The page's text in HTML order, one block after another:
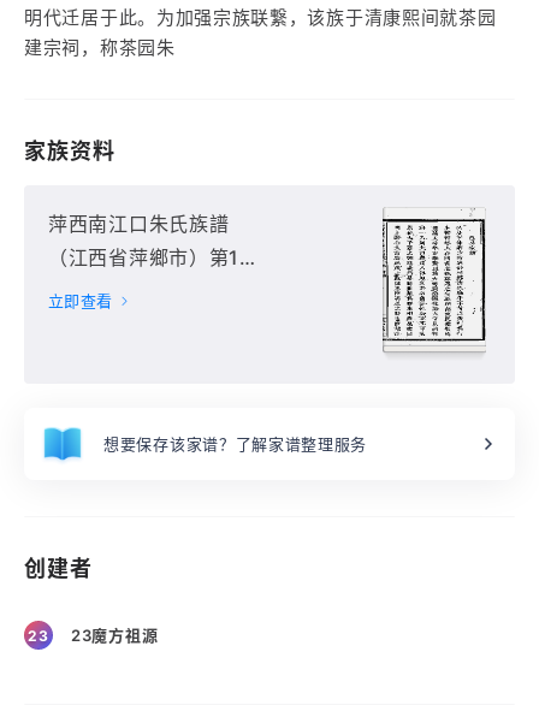
明代迁居于此。为加强宗族联繋，该族于清康熙间就茶园
建宗祠，称茶园朱
家族资料
萍西南江口朱氏族譜
（江西省萍鄉市）第1
册
立即查看
想要保存该家谱？了解家谱整理服务
创建者
23 23魔方祖源